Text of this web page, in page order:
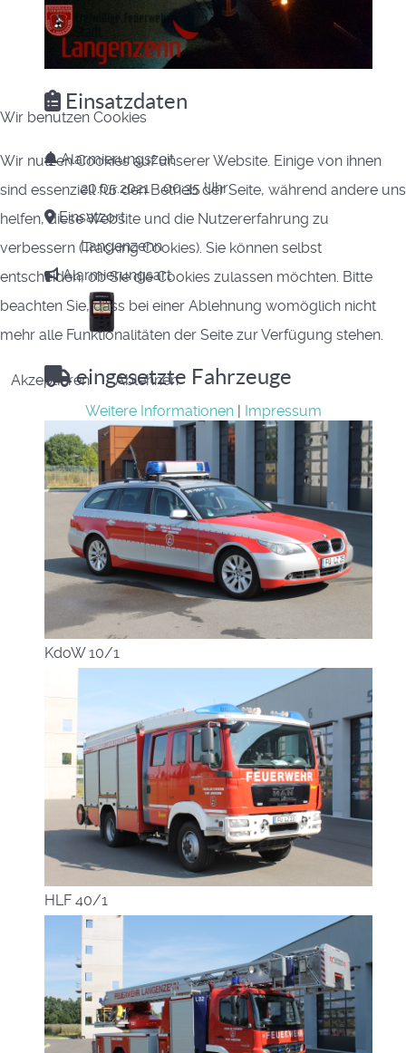
Einsatzdaten
Alarmierungszeit
20.05.2021 - 00:35 Uhr
Einsatzort
Langenzenn
Alarmierungsart
eingesetzte Fahrzeuge
KdoW 10/1
HLF 40/1
Wir benutzen Cookies
Wir nutzen Cookies auf unserer Website. Einige von ihnen
sind essenziell für den Betrieb der Seite, während andere uns
helfen, diese Website und die Nutzererfahrung zu
verbessern (Tracking Cookies). Sie können selbst
entscheiden, ob Sie die Cookies zulassen möchten. Bitte
beachten Sie, dass bei einer Ablehnung womöglich nicht
mehr alle Funktionalitäten der Seite zur Verfügung stehen.
Akzeptieren
Ablehnen
Weitere Informationen| Impressum